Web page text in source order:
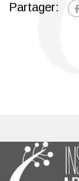
Partager: